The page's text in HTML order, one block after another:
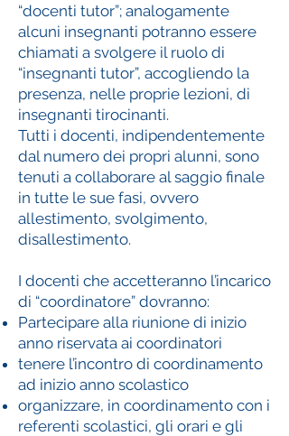
“docenti tutor”; analogamente
alcuni insegnanti potranno essere
chiamati a svolgere il ruolo di
“insegnanti tutor”, accogliendo la
presenza, nelle proprie lezioni, di
insegnanti tirocinanti.
Tutti i docenti, indipendentemente
dal numero dei propri alunni, sono
tenuti a collaborare al saggio finale
in tutte le sue fasi, ovvero
allestimento, svolgimento,
disallestimento.
I docenti che accetteranno l’incarico
di “coordinatore” dovranno:
Partecipare alla riunione di inizio
anno riservata ai coordinatori
tenere l’incontro di coordinamento
ad inizio anno scolastico
organizzare, in coordinamento con i
referenti scolastici, gli orari e gli